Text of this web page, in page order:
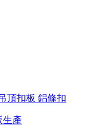
頂扣板 鋁條扣
生產